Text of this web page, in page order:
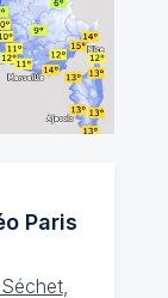
Paris
,